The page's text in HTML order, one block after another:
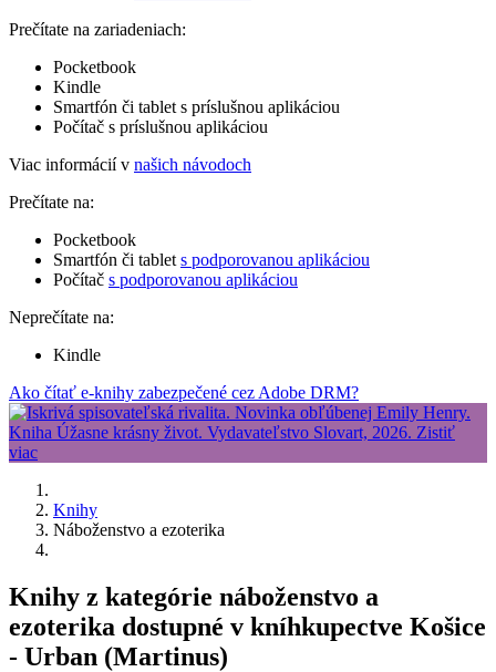
Prečítate na zariadeniach:
Pocketbook
Kindle
Smartfón či tablet s príslušnou aplikáciou
Počítač s príslušnou aplikáciou
Viac informácií v našich návodoch
Prečítate na:
Pocketbook
Smartfón či tablet s podporovanou aplikáciou
Počítač s podporovanou aplikáciou
Neprečítate na:
Kindle
Ako čítať e-knihy zabezpečené cez Adobe DRM?
Knihy
Náboženstvo a ezoterika
Knihy z kategórie náboženstvo a
ezoterika dostupné v kníhkupectve Košice
- Urban (Martinus)